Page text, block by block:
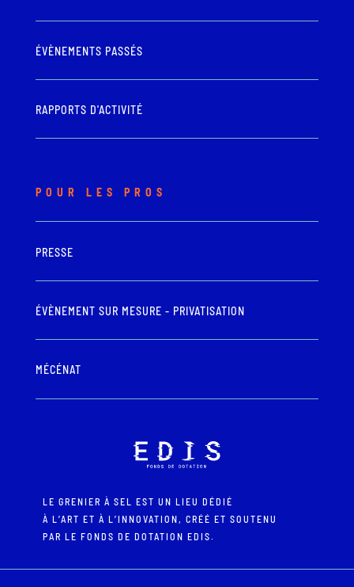
ÉVÈNEMENTS PASSÉS
RAPPORTS D'ACTIVITÉ
POUR LES PROS
PRESSE
ÉVÈNEMENT SUR MESURE - PRIVATISATION
MÉCÉNAT
LE GRENIER À SEL EST UN LIEU DÉDIÉ
À L’ART ET À L’INNOVATION, CRÉÉ ET SOUTENU
PAR LE FONDS DE DOTATION EDIS.